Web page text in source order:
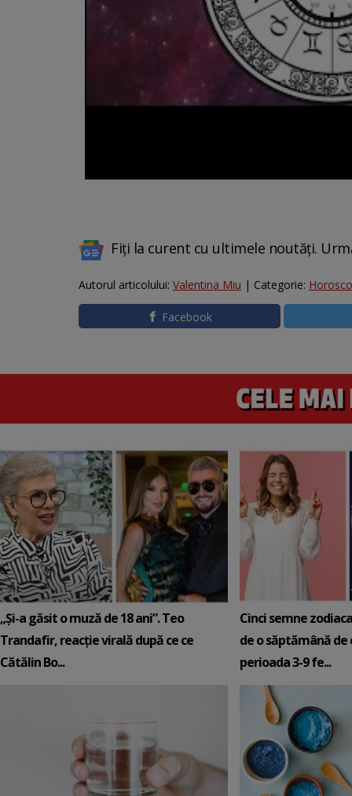
Fiți la curent cu ultimele noutăți.
Autorul articolului: Valentina Miu | Categorie:
Facebook
„Și-a găsit o muză de 18 ani”. Teo
Trandafir, reacție virală după ce ce
Cătălin Bo...
Cinci semne
de o săptămână de
perioada 3-9 fe...